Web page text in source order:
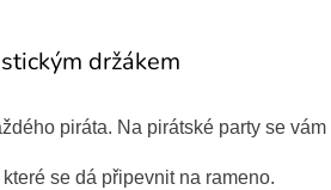
držákem
piráta. Na pirátské party se
se dá připevnit na rameno.